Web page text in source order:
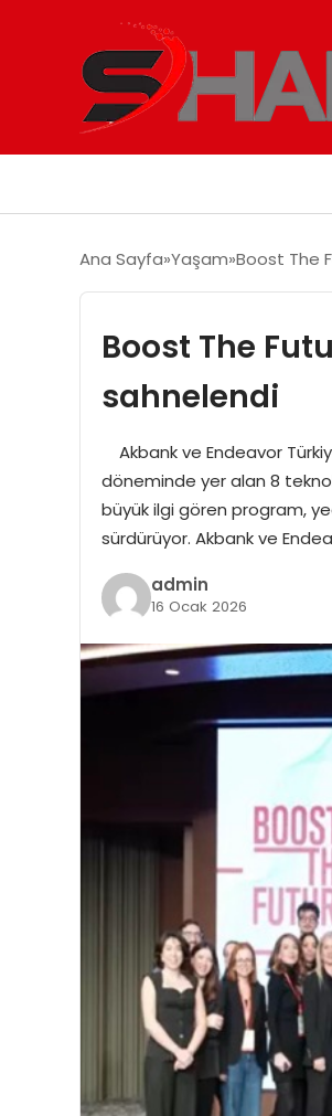
Ana Sayfa Yaşam Boost The
Boost The
sahnelendi
Akbank ve Endeavor
döneminde yer alan 8
büyük ilgi gören program,
sürdürüyor. Akbank ve
admin
16 Ocak 2026